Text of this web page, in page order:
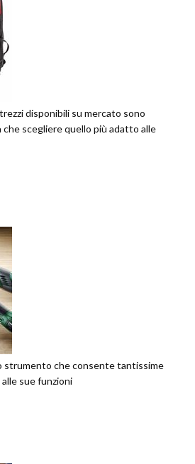
disponibili su mercato sono
scegliere quello più adatto alle
strumento che consente tantissime
sue funzioni